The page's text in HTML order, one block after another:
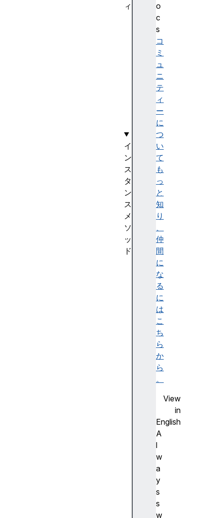
o
c
s
コ
ミ
ュ
ニ
テ
ィ
ー
に
つ
い
て
も
っ
と
知
り
、
仲
間
に
な
る
に
は
こ
ち
ら
か
ら
。
View
in
English
A
l
w
a
y
s
s
w
ィ
イ
ン
ス
タ
ン
ス
メ
ソ
ッ
ド